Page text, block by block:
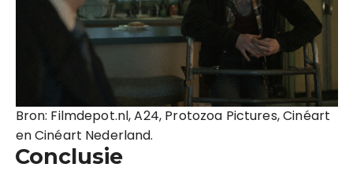
Bron: Filmdepot.nl, A24, Protozoa Pictures, Cinéart
en Cinéart Nederland.
Conclusie